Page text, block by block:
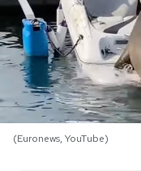
PODCAST
NEWSLETTER
I MIEI PREFERITI
(Euronews, YouTube)